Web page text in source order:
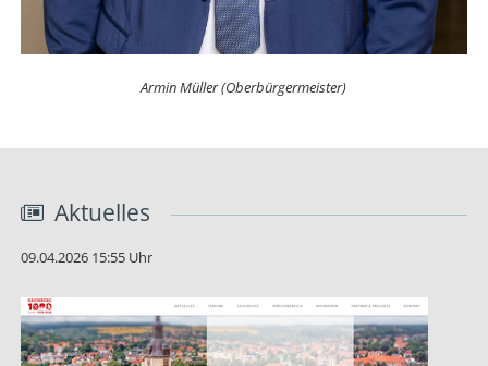
Armin Müller (Oberbürgermeister)
Aktuelles
09.04.2026 15:55 Uhr